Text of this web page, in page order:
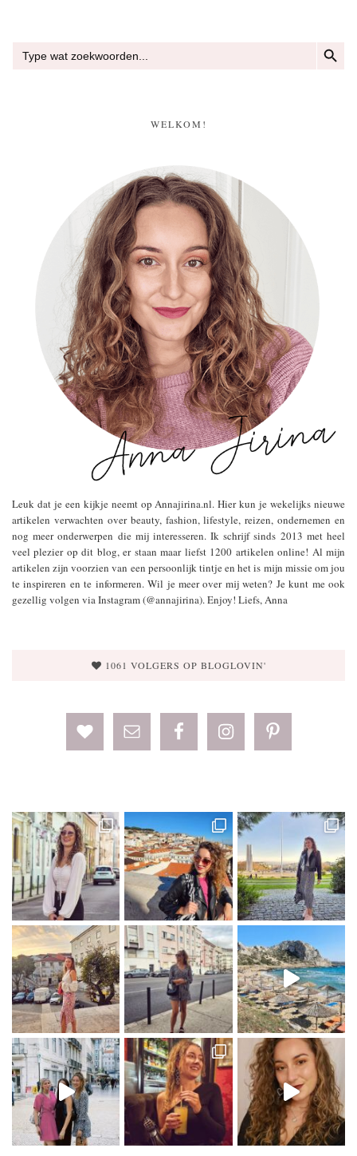
naar:
WELKOM!
Leuk dat je een kijkje neemt op Annajirina.nl. Hier kun je wekelijks nieuwe
artikelen verwachten over beauty, fashion, lifestyle, reizen, ondernemen en
nog meer onderwerpen die mij interesseren. Ik schrijf sinds 2013 met heel
veel plezier op dit blog, er staan maar liefst 1200 artikelen online! Al mijn
artikelen zijn voorzien van een persoonlijk tintje en het is mijn missie om jou
te inspireren en te informeren. Wil je meer over mij weten? Je kunt me ook
gezellig volgen via Instagram (@annajirina). Enjoy! Liefs, Anna
1061 VOLGERS OP BLOGLOVIN'